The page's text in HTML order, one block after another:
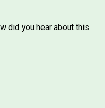
did you hear about this